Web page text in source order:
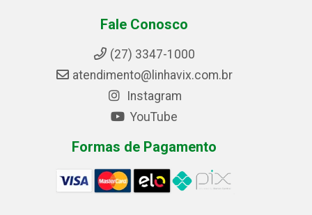
Fale Conosco
(27) 3347-1000
atendimento@linhavix.com.br
Instagram
YouTube
Formas de Pagamento